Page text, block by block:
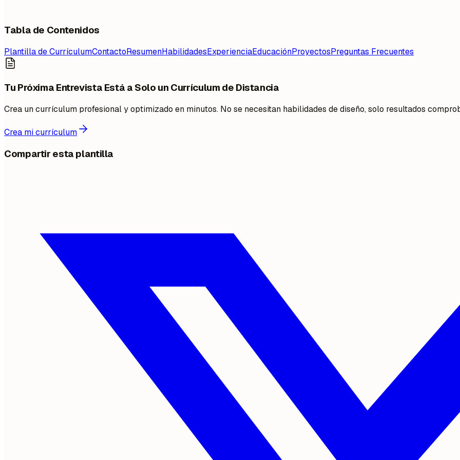
Tabla de Contenidos
Plantilla de CurrículumContactoResumenHabilidadesExperienciaEducaciónProyectosPreguntas Frecuentes
Tu Próxima Entrevista Está a Solo un Currículum de Distancia
Crea un currículum profesional y optimizado en minutos. No se necesitan habilidades de diseño, solo resultados
Crea mi currículum
Compartir esta plantilla